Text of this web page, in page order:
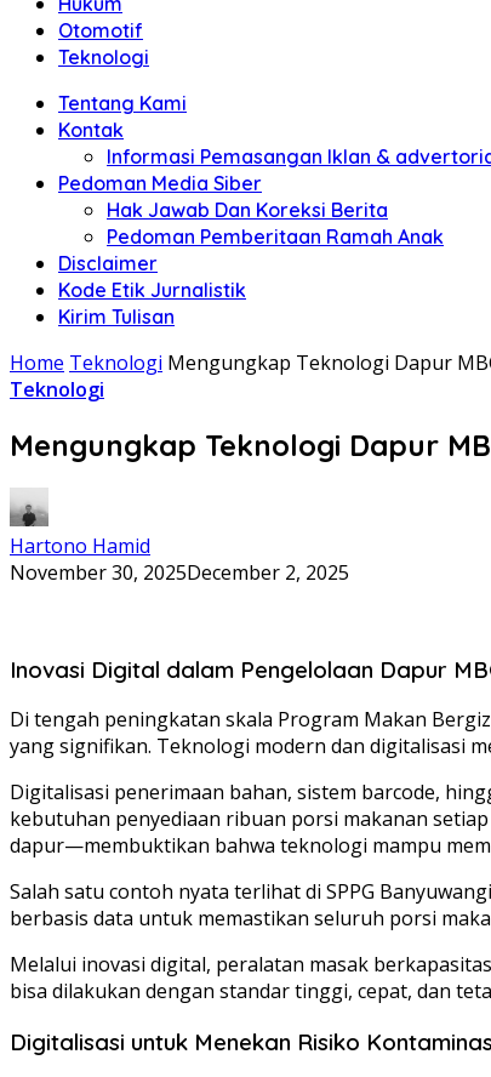
Otomotif
Teknologi
Tentang Kami
Kontak
Informasi Pemasangan Iklan &
Pedoman Media Siber
Hak Jawab Dan Koreksi Berita
Pedoman Pemberitaan Ramah Anak
Disclaimer
Kode Etik Jurnalistik
Kirim Tulisan
Home Teknologi Mengungkap Teknologi Dapur
Teknologi
Mengungkap Teknologi Dapur
Hartono Hamid
November 30, 2025December 2, 2025
Inovasi Digital dalam Pengelolaan Dapur
Di tengah peningkatan skala Program Makan
yang signifikan. Teknologi modern dan digitalisasi
Digitalisasi penerimaan bahan, sistem barcode,
kebutuhan penyediaan ribuan porsi makanan
dapur—membuktikan bahwa teknologi mampu
Salah satu contoh nyata terlihat di SPPG
berbasis data untuk memastikan seluruh porsi
Melalui inovasi digital, peralatan masak
bisa dilakukan dengan standar tinggi, cepat, dan
Digitalisasi untuk Menekan Risiko